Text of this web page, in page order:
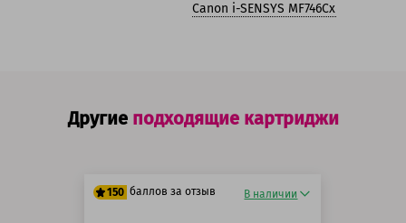
Canon i-SENSYS MF746Cx
Другие подходящие картриджи
150 баллов за отзыв В наличии